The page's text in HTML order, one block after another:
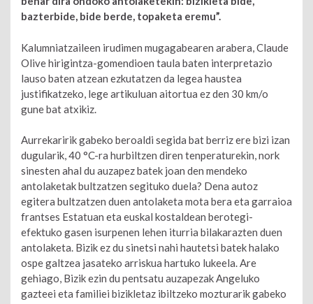
bazterbide, bide berde, topaketa eremu”.
Kalumniatzaileen irudimen mugagabearen arabera, Claude
Olive hirigintza-gomendioen taula baten interpretazio
lauso baten atzean ezkutatzen da legea haustea
justifikatzeko, lege artikuluan aitortua ez den 30 km/o
gune bat atxikiz.
Aurrekaririk gabeko beroaldi segida bat berriz ere bizi izan
dugularik, 40 °C-ra hurbiltzen diren tenperaturekin, nork
sinesten ahal du auzapez batek joan den mendeko
antolaketak bultzatzen segituko duela? Dena autoz
egitera bultzatzen duen antolaketa mota bera eta garraioa
frantses Estatuan eta euskal kostaldean berotegi-
efektuko gasen isurpenen lehen iturria bilakarazten duen
antolaketa. Bizik ez du sinetsi nahi hautetsi batek halako
ospe galtzea jasateko arriskua hartuko lukeela. Are
gehiago, Bizik ezin du pentsatu auzapezak Angeluko
gazteei eta familiei bizikletaz ibiltzeko mozturarik gabeko